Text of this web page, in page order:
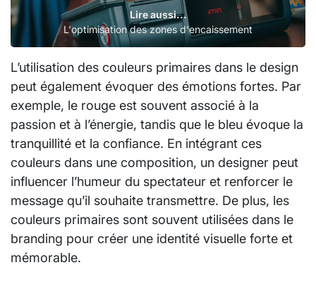
Lire aussi...
L'optimisation des zones d'encaissement
L’utilisation des couleurs primaires dans le design
peut également évoquer des émotions fortes. Par
exemple, le rouge est souvent associé à la
passion et à l’énergie, tandis que le bleu évoque la
tranquillité et la confiance. En intégrant ces
couleurs dans une composition, un designer peut
influencer l’humeur du spectateur et renforcer le
message qu’il souhaite transmettre. De plus, les
couleurs primaires sont souvent utilisées dans le
branding pour créer une identité visuelle forte et
mémorable.